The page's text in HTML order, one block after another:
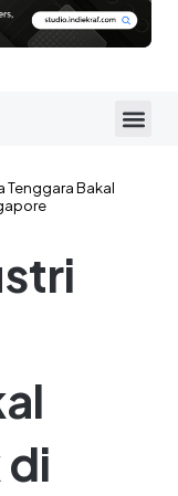
Tenggara Bakal
di